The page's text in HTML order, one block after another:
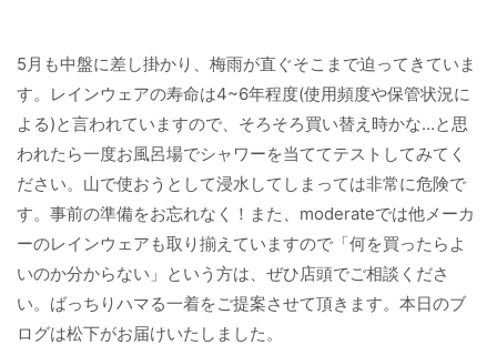
5月も中盤に差し掛かり、梅雨が直ぐそこまで迫ってきていま
す。レインウェアの寿命は4~6年程度(使用頻度や保管状況に
よる)と言われていますので、そろそろ買い替え時かな…と思
われたら一度お風呂場でシャワーを当ててテストしてみてく
ださい。山で使おうとして浸水してしまっては非常に危険で
す。事前の準備をお忘れなく！また、moderateでは他メーカ
ーのレインウェアも取り揃えていますので「何を買ったらよ
いのか分からない」という方は、ぜひ店頭でご相談くださ
い。ばっちりハマる一着をご提案させて頂きます。本日のブ
ログは松下がお届けいたしました。